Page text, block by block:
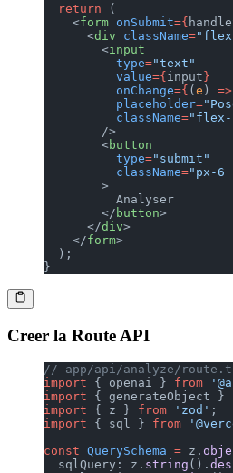
  return
(
    <
form onSubmit={
      <
div className="flex
        <
input
          type
="text"
          value
={input}
          onChange
={ (e ) =>
          placeholder
=
          className
="flex-
        />
        <
button
          type
="submit"
          className
="px-6
        >
          Analyser
        </
button>
      </
div>
    </
form>
  );
}
Creer la Route API
// app/api/analyze/
import { openai } from
import { generateObject }
import { z } from 'zod' ;
import { sql } from
const QuerySchema = z.
  sqlQuery: z.
string ().